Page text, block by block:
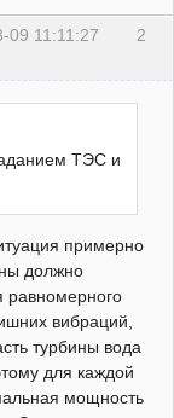
2
09 11:11:27
ТЭС и
примерно
должно
равномерного
вибраций,
турбины вода
для каждой
мощность